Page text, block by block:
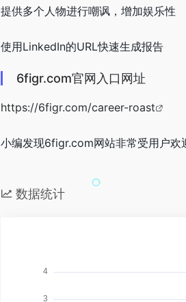
提供多个人物进行嘲讽，增加娱乐性
使用LinkedIn的URL快速生成报告
6figr.com官网入口网址
https://6figr.com/career-roast
小编发现6figr.com网站非常受用户欢
数据统计